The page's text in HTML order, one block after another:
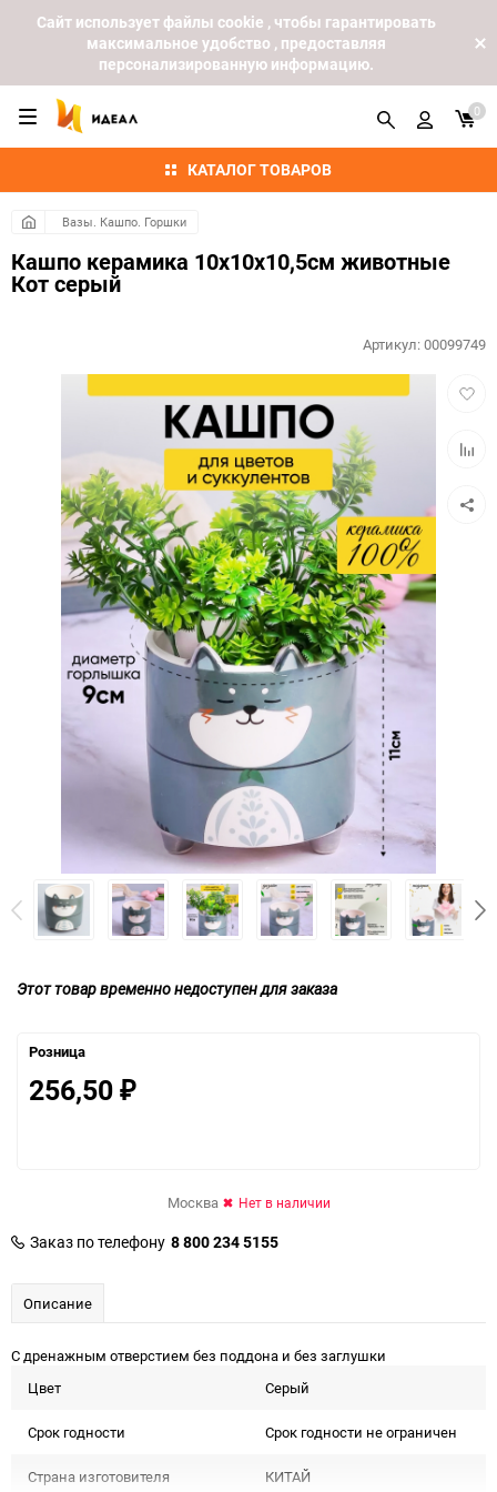
Cайт использует файлы cookie , чтобы гарантировать
максимальное удобство , предоставляя
персонализированную информацию.
КАТАЛОГ ТОВАРОВ
0
Вазы. Кашпо. Горшки
Кашпо керамика 10х10х10,5см животные
Кот серый
Артикул:00099749
Этот товар временно недоступен для заказа
Розница
256,50 ₽
Москва Нет в наличии
Заказ по телефону 8 800 234 5155
Описание
С дренажным отверстием без поддона и без заглушки
Цвет
Серый
Срок годности Срок годности не ограничен
Страна изготовителя КИТАЙ